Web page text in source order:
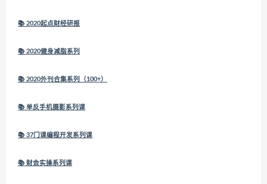
📚 2020起点财经研报
📚 2020健身减脂系列
📚 2020外刊合集系列（100+）
📚 单反手机摄影系列课
📚 37门课编程开发系列课
📚 财会实操系列课